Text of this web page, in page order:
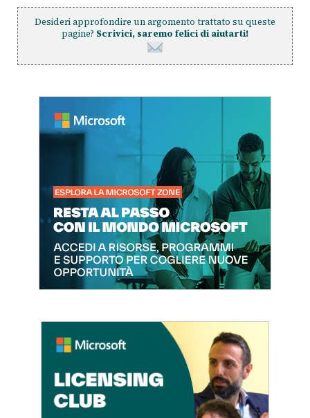
Desideri approfondire un argomento trattato su queste
pagine? Scrivici, saremo felici di aiutarti!